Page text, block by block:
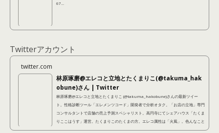
67...
Twitterアカウント
twitter.com
林原琢磨@エレコと立地とたくまりこ(@takuma_hak
obune)さん | Twitter
林原琢磨@エレコと立地とたくまりこ (@takuma_hakobune)さんの最新ツイー
ト。性格診断ツール「エレメンツコード」開発者で分析オタク。「お店の立地」専門
コンサルタントで店舗の売上予測スペシャリスト。高円寺にてシェアハウス「たくま
りここはうす」運営。たくまりこのたくまの方。エレコ属性は「火風」。色んなこと
に手を出しているように見えて、本当は不器用なので結局本質的にやっているのは同